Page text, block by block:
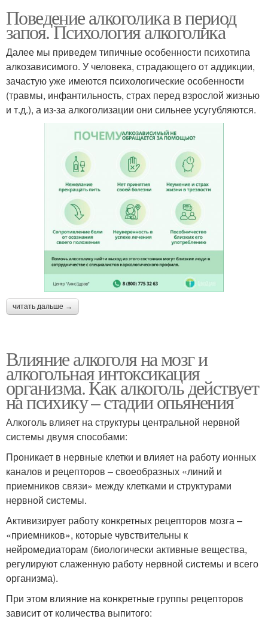
Поведение алкоголика в период
запоя. Психология алкоголика
Далее мы приведем типичные особенности психотипа
алкозависимого. У человека, страдающего от аддикции,
зачастую уже имеются психологические особенности
(травмы, инфантильность, страх перед взрослой жизнью
и т.д.), а из-за алкоголизации они сильнее усугубляются.
читать дальше →
Влияние алкоголя на мозг и
алкогольная интоксикация
организма. Как алкоголь действует
на психику – стадии опьянения
Алкоголь влияет на структуры центральной нервной
системы двумя способами:
Проникает в нервные клетки и влияет на работу ионных
каналов и рецепторов – своеобразных «линий и
приемников связи» между клетками и структурами
нервной системы.
Активизирует работу конкретных рецепторов мозга –
«приемников», которые чувствительны к
нейромедиаторам (биологически активные вещества,
регулируют слаженную работу нервной системы и всего
организма).
При этом влияние на конкретные группы рецепторов
зависит от количества выпитого: